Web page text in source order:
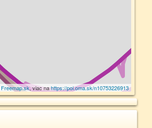
Freemap.sk, viac nahttps://poi.oma.sk/n10753226913